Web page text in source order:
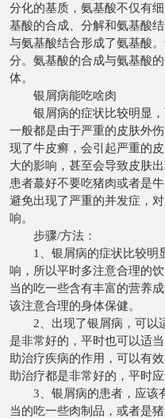
分化的基质，氨基酸不仅有
基酸的合成、分解和氨基酸
与氨基酸结合形成了氨基酸
分。氨基酸的合成与氨基酸
体。
银屑病能吃啥肉
银屑病的症状比较明显，
一般都是由于严重的皮肤外
现了牛皮癣，会引起严重的
大的影响，甚至会导致皮肤
患者蕞好不要吃猪肉或者是
避免出现了严重的并发症，
响。
步骤/方法：
1、银屑病的症状比较明
响，所以平时多注意合理的
当的吃一些含有丰富的营养
该注意合理的身体保健。
2、出现了银屑病，可以
是非常好的，平时也可以适
助治疗疾病的作用，可以有
助治疗都是非常好的，平时
3、银屑病的患者，应该
当的吃一些肉制品，或者是